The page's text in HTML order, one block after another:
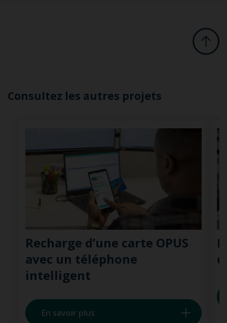
Consultez les autres projets
Recharge d’une carte OPUS
avec un téléphone
intelligent
En savoir plus